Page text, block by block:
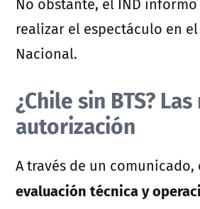
realizar el espectáculo en
Nacional.
¿Chile sin BTS?
autorización
A través de un
evaluación técnica y